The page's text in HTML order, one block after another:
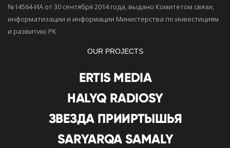
№14564-ИА от 30 сентября 2014 года, выдано Комитетом связи,
информатизации и информации Министерства по инвестициям
и развитию РК
OUR PROJECTS